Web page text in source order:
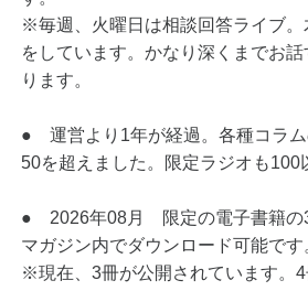
※毎週、火曜日は相談回答ライブ
をしています。かなり深くまでお
ります。
● 運営より1年が経過。各種コラ
50を超えました。限定ラジオも100
● 2026年08月 限定の電子書籍の3
マガジン内でダウンロード可能です
※現在、3冊が公開されています。4